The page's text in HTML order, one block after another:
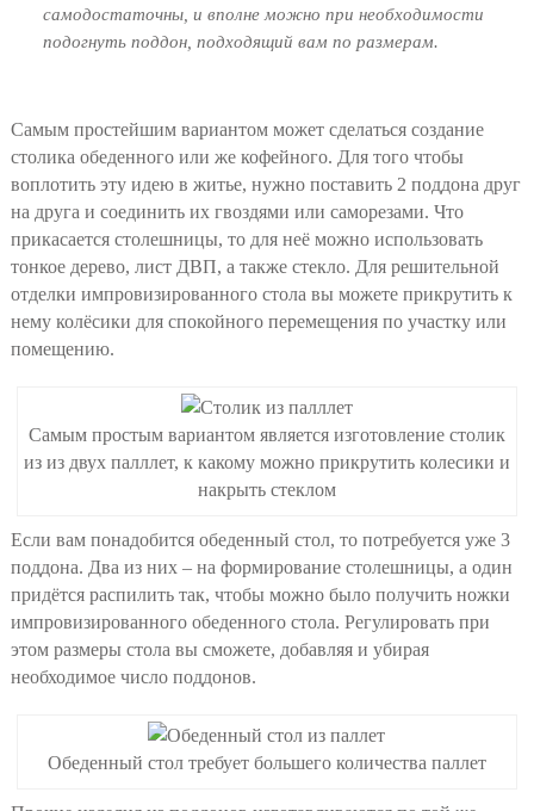
самодостаточны, и вполне можно при необходимости
подогнуть поддон, подходящий вам по размерам.
Самым простейшим вариантом может сделаться создание
столика обеденного или же кофейного. Для того чтобы
воплотить эту идею в житье, нужно поставить 2 поддона друг
на друга и соединить их гвоздями или саморезами. Что
прикасается столешницы, то для неё можно использовать
тонкое дерево, лист ДВП, а также стекло. Для решительной
отделки импровизированного стола вы можете прикрутить к
нему колёсики для спокойного перемещения по участку или
помещению.
Самым простым вариантом является изготовление столик
из из двух палллет, к какому можно прикрутить колесики и
накрыть стеклом
Если вам понадобится обеденный стол, то потребуется уже 3
поддона. Два из них – на формирование столешницы, а один
придётся распилить так, чтобы можно было получить ножки
импровизированного обеденного стола. Регулировать при
этом размеры стола вы сможете, добавляя и убирая
необходимое число поддонов.
Обеденный стол требует большего количества паллет